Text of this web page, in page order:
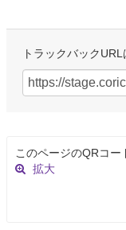
トラックバックURL
このページのQRコー
拡大